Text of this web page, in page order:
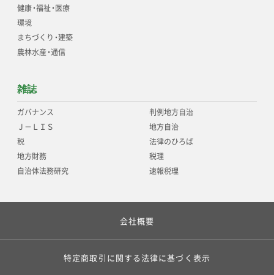
健康・福祉・医療
環境
まちづくり・建築
農林水産・通信
雑誌
ガバナンス
Ｊ－ＬＩＳ
税
地方財務
自治体法務研究
判例地方自治
地方自治
法律のひろば
税理
速報税理
会社概要
特定商取引に関する法律に基づく表示